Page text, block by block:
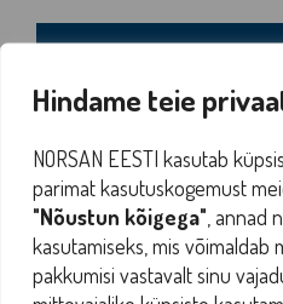
Hindame teie
NORSAN EESTI kasutab
parimat kasutuskogemust
"Nõustun kõigega" , annad
kasutamiseks, mis võimaldab
pakkumisi vastavalt sinu